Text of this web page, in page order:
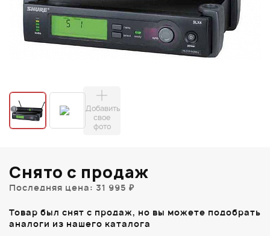
Добавить
свое
фото
Снято с продаж
Последняя цена: 31 995 ₽
Товар был снят с продаж, но вы можете подобрать
аналоги из нашего каталога